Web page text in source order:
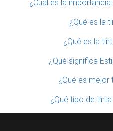
¿Cuál es la
¿Qué es la
¿Qué es la
¿Qué significa
¿Qué es mejor
¿Qué tipo de